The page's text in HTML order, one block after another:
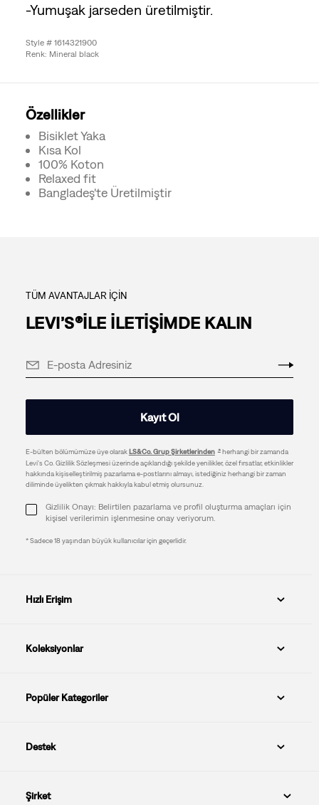
-Yumuşak jarseden üretilmiştir.
Style # 1614321900
Renk: Mineral black
Özellikler
Bisiklet Yaka
Kısa Kol
100% Koton
Relaxed fit
Bangladeş'te Üretilmiştir
TÜM AVANTAJLAR İÇİN
LEVI’S®İLE İLETİŞİMDE KALIN
Kayıt Ol
E-bülten bölümümüze üye olarakLS&Co. Grup Şirketlerinden
herhangi bir zamanda
Levi's Co. Gizlilik Sözleşmesi üzerinde açıklandığı şekilde yenilikler, özel fırsatlar, etkinlikler
hakkında kişiselleştirilmiş pazarlama e-postlarını almayı, istediğiniz herhangi bir zaman
diliminde üyelikten çıkmak hakkıyla kabul etmiş olursunuz.
Gizlilik Onayı: Belirtilen pazarlama ve profil oluşturma amaçları için
kişisel verilerimin işlenmesine onay veriyorum.
* Sadece 18 yaşından büyük kullanıcılar için geçerlidir.
Hızlı Erişim
Koleksiyonlar
Popüler Kategoriler
Destek
Şirket